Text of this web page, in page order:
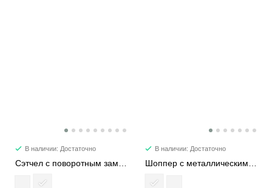
В наличии: Достаточно
Сэтчел с поворотным замком 1092M
В наличии: Достаточно
Шоппер с металлическими ручками 9224-1